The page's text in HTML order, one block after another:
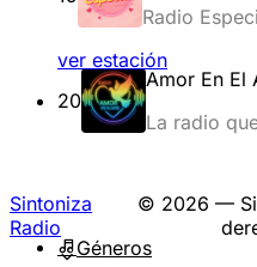
Géneros
las música
tiene
chilenas
consagrados
Radio
20
Amor En El
La radio
ver estación
Sintoniza
Radio
© 2026 —